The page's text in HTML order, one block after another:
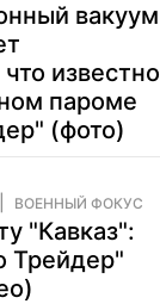
вакуум
известно
пароме
(фото)
ВОЕННЫЙ ФОКУС
"Кавказ":
Трейдер"